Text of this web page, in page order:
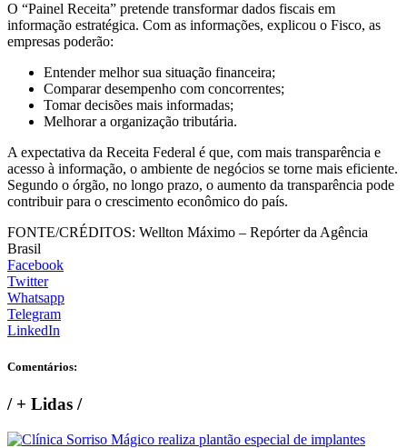
O “Painel Receita” pretende transformar dados fiscais em
informação estratégica. Com as informações, explicou o Fisco, as
empresas poderão:
Entender melhor sua situação financeira;
Comparar desempenho com concorrentes;
Tomar decisões mais informadas;
Melhorar a organização tributária.
A expectativa da Receita Federal é que, com mais transparência e
acesso à informação, o ambiente de negócios se torne mais eficiente.
Segundo o órgão, no longo prazo, o aumento da transparência pode
contribuir para o crescimento econômico do país.
FONTE/CRÉDITOS: Wellton Máximo – Repórter da Agência
Brasil
Facebook
Twitter
Whatsapp
Telegram
LinkedIn
Comentários:
/+ Lidas /